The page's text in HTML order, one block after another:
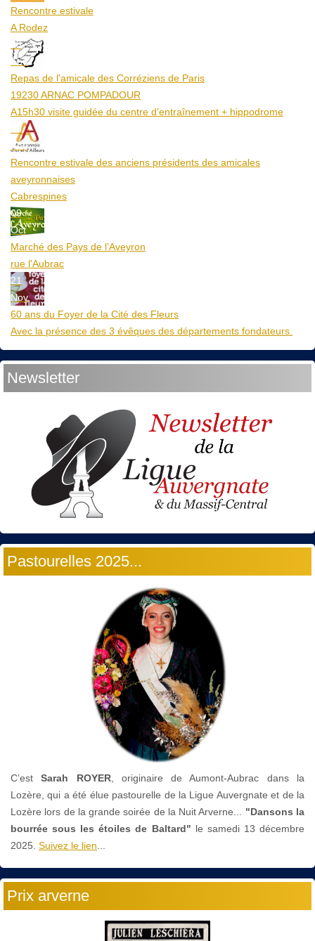
Rencontre estivale
A Rodez
23
Aoû
Repas de l'amicale des Corréziens de Paris
19230 ARNAC POMPADOUR
A15h30 visite guidée du centre d’entraînement + hippodrome
25
Aoû
Rencontre estivale des anciens présidents des amicales
aveyronnaises
Cabrespines
09
Oct
Marché des Pays de l’Aveyron
rue l'Aubrac
21
Nov
60 ans du Foyer de la Cité des Fleurs
Avec la présence des 3 évêques des départements fondateurs.
Newsletter
Pastourelles 2025...
C’estSarah ROYER, originaire de Aumont-Aubrac dans la
Lozère, qui a été élue pastourelle de la Ligue Auvergnate et de la
Lozère lors de la grande soirée de la Nuit Arverne... "Dansons la
bourrée sous les étoiles de Baltard" le samedi 13 décembre
2025. Suivez le lien...
Prix arverne